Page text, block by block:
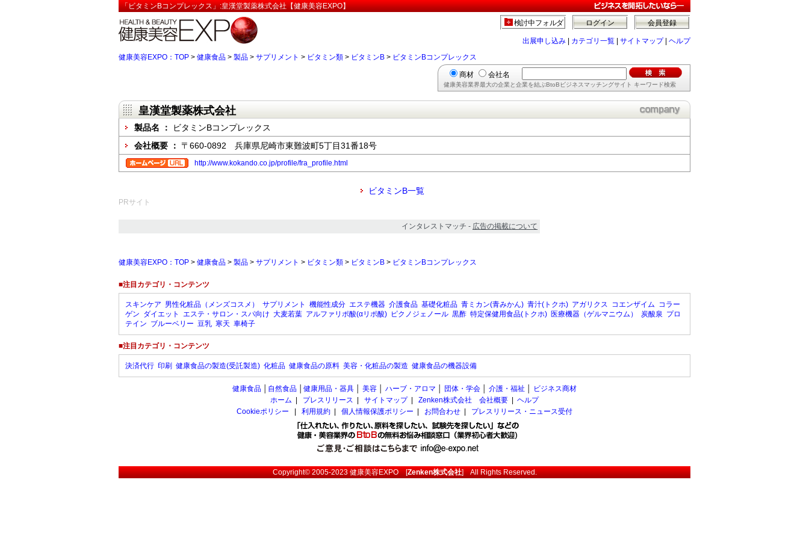
「ビタミンBコンプレックス」:皇漢堂製薬株式会社【健康美容EXPO】
会員登録
ログイン
検討中フォルダ
出展申し込み カテゴリ一覧 サイトマップ| ヘルプ
健康美容EXPO：TOP > 健康食品 > 製品 > サプリメント > ビタミン類 > ビタミンB > ビタミンBコンプレックス
商材 会社名
健康美容業界最大の企業と企業を結ぶBtoBビジネスマッチングサイト キーワード検索
皇漢堂製薬株式会社
製品名 ：
ビタミンBコンプレックス
会社概要 ： 〒660-0892 兵庫県尼崎市東難波町5丁目31番18号
http://www.kokando.co.jp/profile/fra_profile.html
ビタミンB一覧
PRサイト
インタレストマッチ - 広告の掲載について
健康美容EXPO：TOP > 健康食品 > 製品 > サプリメント > ビタミン類 > ビタミンB > ビタミンBコンプレックス
■注目カテゴリ・コンテンツ
スキンケア 男性化粧品（メンズコスメ） サプリメント 機能性成分 エステ機器 介護食品 基礎化粧品 青ミカン(青みかん) 青汁(トクホ) アガリクス コエンザイム コラー
ゲン ダイエット エステ・サロン・スパ向け 大麦若葉 アルファリポ酸(αリポ酸) ピクノジェノール 黒酢 特定保健用食品(トクホ) 医療機器（ゲルマニウム） 炭酸泉 プロ
テイン ブルーベリー 豆乳 寒天 車椅子
■注目カテゴリ・コンテンツ
決済代行 印刷 健康食品の製造(受託製造) 化粧品 健康食品の原料 美容・化粧品の製造 健康食品の機器設備
健康食品 自然食品 健康用品・器具 美容 ハーブ・アロマ 団体・学会 介護・福祉
ビジネス商材
ホーム
プレスリリース サイトマップ| Zenken株式会社 会社概要
ヘルプ
Cookieポリシー
利用規約 個人情報保護ポリシー お問合わせ プレスリリース・ニュース受付
Copyright© 2005-2023健康美容EXPO[Zenken株式会社] All Rights Reserved.